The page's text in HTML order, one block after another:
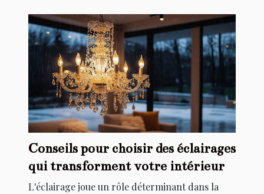
Conseils pour choisir des éclairages
qui transforment votre intérieur
L'éclairage joue un rôle déterminant dans la